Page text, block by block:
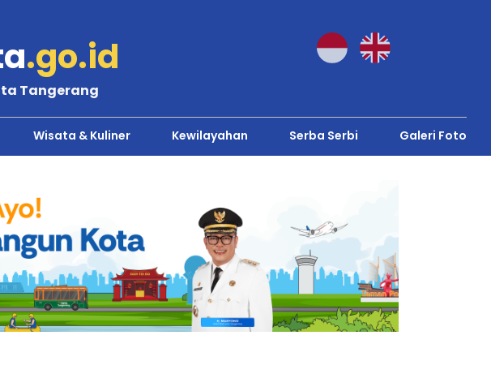
.go.id
Tangerang
Wisata & Kuliner Kewilayahan Serba Serbi Galeri Foto